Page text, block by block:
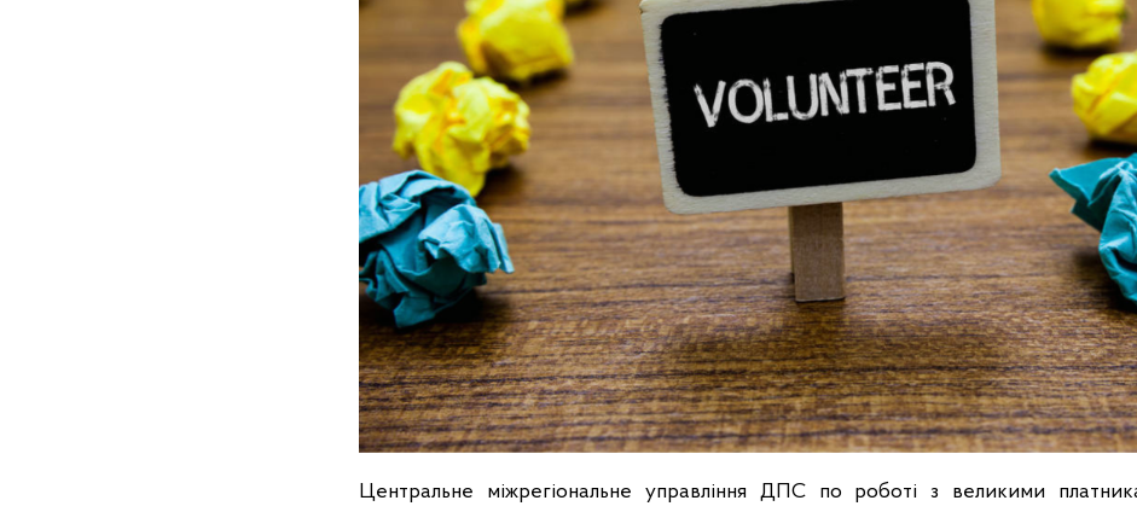
Центральне міжрегіональне управління ДПС по роботі з великими